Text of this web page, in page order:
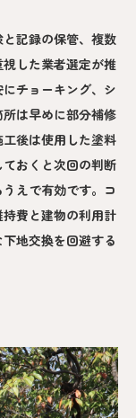
記録の保管、複数
した業者選定が推
チョーキング、シ
は早めに部分補修
後は使用した塗料
おくと次回の判断
えで有効です。コ
費と建物の利用計
地交換を回避する